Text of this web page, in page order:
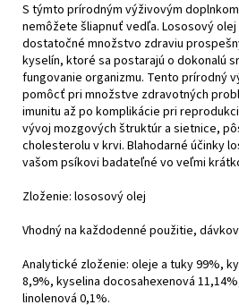
S týmto prírodným výživovým
nemôžete šliapnuť vedľa. Lososový
dostatočné množstvo zdraviu
kyselín, ktoré sa postarajú o dokonalú
fungovanie organizmu. Tento prírodný
pomôcť pri množstve zdravotných
imunitu až po komplikácie pri
vývoj mozgových štruktúr a sietnice,
cholesterolu v krvi. Blahodarné účinky
vašom psíkovi badateľné vo veľmi
Zloženie: lososový olej
Vhodný na každodenné použitie,
Analytické zloženie: oleje a tuky 99%,
8,9%, kyselina docosahexenová
linolenová 0,1%.